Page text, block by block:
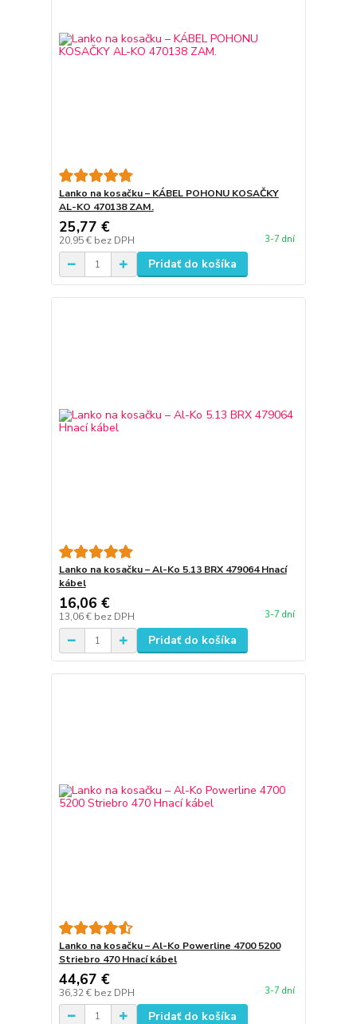
Lanko na kosačku – KÁBEL POHONU KOSAČKY
AL-KO 470138 ZAM.
25,77 €
20,95 € bez DPH 3-7 dní
Pridať do košíka
Lanko na kosačku – Al-Ko 5.13 BRX 479064 Hnací
kábel
16,06 €
13,06 € bez DPH 3-7 dní
Pridať do košíka
Lanko na kosačku – Al-Ko Powerline 4700 5200
Striebro 470 Hnací kábel
44,67 €
36,32 € bez DPH 3-7 dní
Pridať do košíka